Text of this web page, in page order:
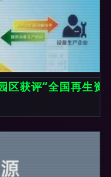
区获评“全国再生资